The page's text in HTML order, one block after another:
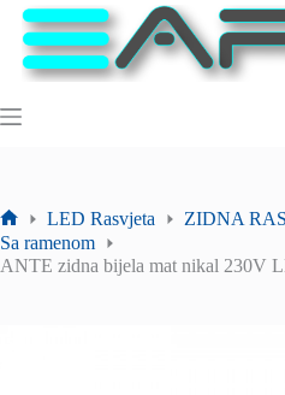
Preskoči
sadržaj
Početna
stranica
LED Rasvjeta
ZIDNA
Sa ramenom
ANTE zidna bijela mat nikal 230V